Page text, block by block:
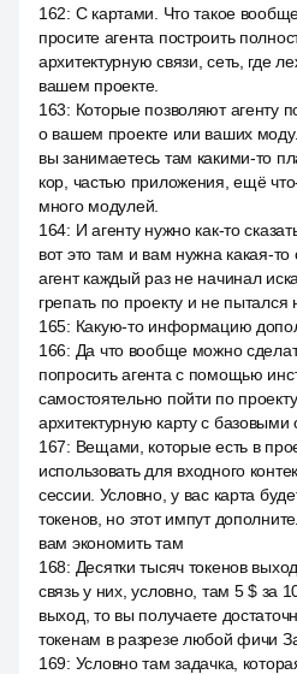
162: С картами. Что такое
просите агента построить
архитектурную связи, сеть, где
вашем проекте.
163: Которые позволяют агенту
о вашем проекте или ваших
вы занимаетесь там какими-то
кор, частью приложения, ещё
много модулей.
164: И агенту нужно как-то
вот это там и вам нужна какая-то
агент каждый раз не начинал
грепать по проекту и не пытался
165: Какую-то информацию
166: Да что вообще можно
попросить агента с помощью
самостоятельно пойти по
архитектурную карту с базовыми
167: Вещами, которые есть в
использовать для входного
сессии. Условно, у вас карта
токенов, но этот импут
вам экономить там
168: Десятки тысяч токенов
связь у них, условно, там 5 $ за
выход, то вы получаете
токенам в разрезе любой фичи
169: Условно там задачка,